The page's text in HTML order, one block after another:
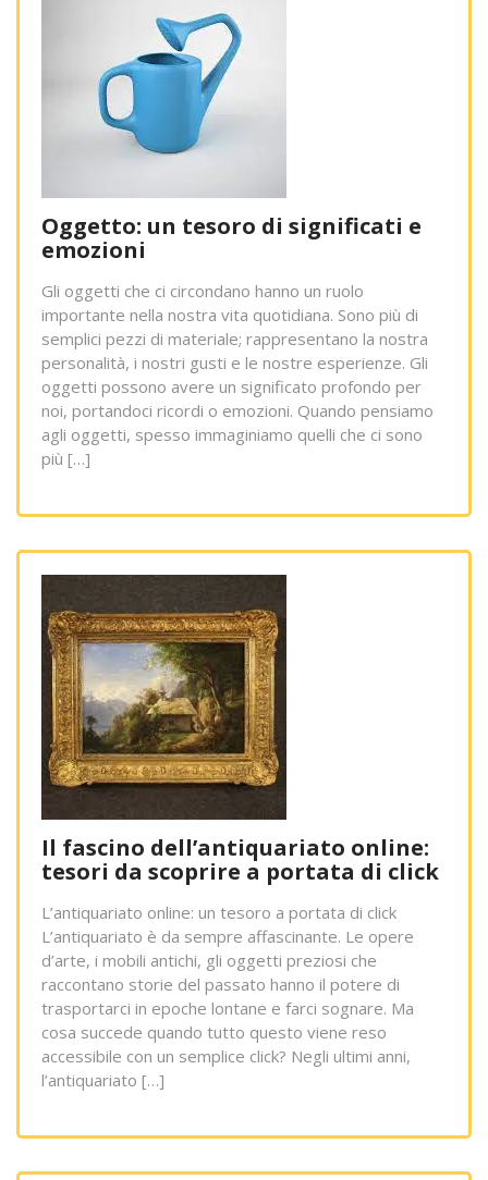
Oggetto: un tesoro di significati e
emozioni
Gli oggetti che ci circondano hanno un ruolo
importante nella nostra vita quotidiana. Sono più di
semplici pezzi di materiale; rappresentano la nostra
personalità, i nostri gusti e le nostre esperienze. Gli
oggetti possono avere un significato profondo per
noi, portandoci ricordi o emozioni. Quando pensiamo
agli oggetti, spesso immaginiamo quelli che ci sono
più […]
Il fascino dell’antiquariato online:
tesori da scoprire a portata di click
L’antiquariato online: un tesoro a portata di click
L’antiquariato è da sempre affascinante. Le opere
d’arte, i mobili antichi, gli oggetti preziosi che
raccontano storie del passato hanno il potere di
trasportarci in epoche lontane e farci sognare. Ma
cosa succede quando tutto questo viene reso
accessibile con un semplice click? Negli ultimi anni,
l’antiquariato […]